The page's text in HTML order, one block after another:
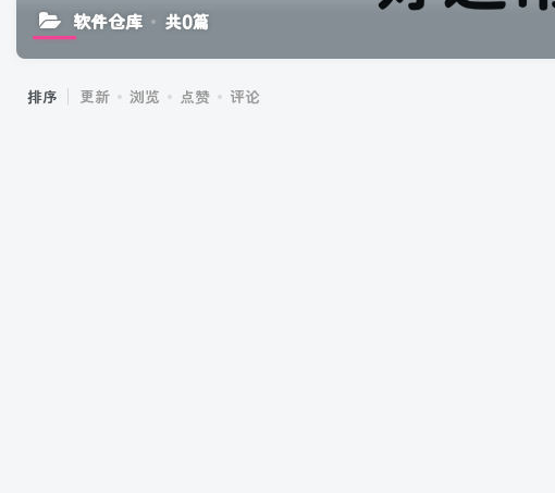
软件仓库 共0篇
排序 更新 浏览 点赞 评论